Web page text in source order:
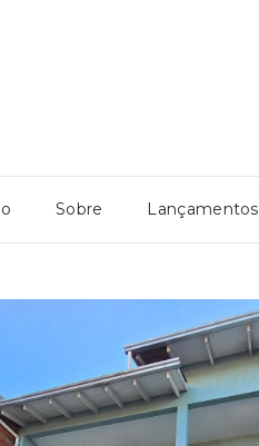
Sobre Lançamentos